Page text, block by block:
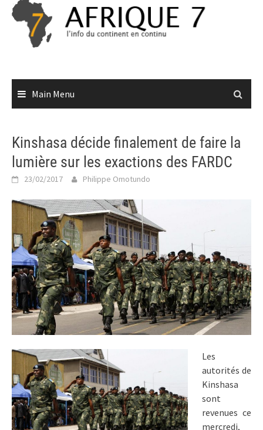
Skip
content
Main Menu
Kinshasa décide finalement de faire la
lumière sur les exactions des FARDC
23/02/2017 Philippe Omotundo
Les
autorités de
Kinshasa
sont
revenues ce
mercredi,